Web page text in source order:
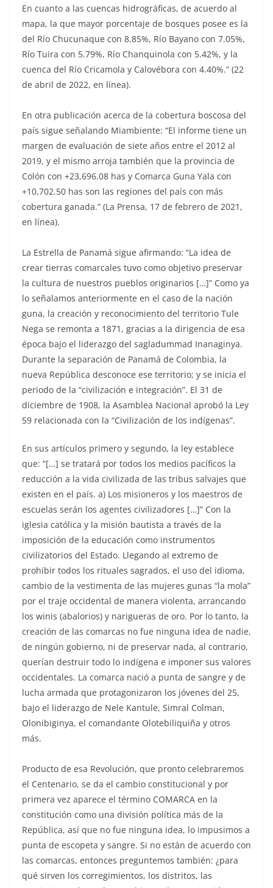
En cuanto a las cuencas hidrográficas, de acuerdo al
mapa, la que mayor porcentaje de bosques posee es la
del Río Chucunaque con 8.85%, Río Bayano con 7.05%,
Río Tuira con 5.79%, Río Chanquinola con 5.42%, y la
cuenca del Río Cricamola y Calovébora con 4.40%.” (22
de abril de 2022, en línea).
En otra publicación acerca de la cobertura boscosa del
país sigue señalando Miambiente: “El informe tiene un
margen de evaluación de siete años entre el 2012 al
2019, y el mismo arroja también que la provincia de
Colón con +23,696.08 has y Comarca Guna Yala con
+10,702.50 has son las regiones del país con más
cobertura ganada.” (La Prensa, 17 de febrero de 2021,
en línea).
La Estrella de Panamá sigue afirmando: “La idea de
crear tierras comarcales tuvo como objetivo preservar
la cultura de nuestros pueblos originarios […]” Como ya
lo señalamos anteriormente en el caso de la nación
guna, la creación y reconocimiento del territorio Tule
Nega se remonta a 1871, gracias a la dirigencia de esa
época bajo el liderazgo del sagladummad Inanaginya.
Durante la separación de Panamá de Colombia, la
nueva República desconoce ese territorio; y se inicia el
periodo de la “civilización e integración”. El 31 de
diciembre de 1908, la Asamblea Nacional aprobó la Ley
59 relacionada con la “Civilización de los indígenas”.
En sus artículos primero y segundo, la ley establece
que: “[…] se tratará por todos los medios pacíficos la
reducción a la vida civilizada de las tribus salvajes que
existen en el país. a) Los misioneros y los maestros de
escuelas serán los agentes civilizadores […]” Con la
iglesia católica y la misión bautista a través de la
imposición de la educación como instrumentos
civilizatorios del Estado. Llegando al extremo de
prohibir todos los rituales sagrados, el uso del idioma,
cambio de la vestimenta de las mujeres gunas “la mola”
por el traje occidental de manera violenta, arrancando
los winis (abalorios) y narigueras de oro. Por lo tanto, la
creación de las comarcas no fue ninguna idea de nadie,
de ningún gobierno, ni de preservar nada, al contrario,
querían destruir todo lo indígena e imponer sus valores
occidentales. La comarca nació a punta de sangre y de
lucha armada que protagonizaron los jóvenes del 25,
bajo el liderazgo de Nele Kantule, Simral Colman,
Olonibiginya, el comandante Olotebiliquiña y otros
más.
Producto de esa Revolución, que pronto celebraremos
el Centenario, se da el cambio constitucional y por
primera vez aparece el término COMARCA en la
constitución como una división política más de la
República, así que no fue ninguna idea, lo impusimos a
punta de escopeta y sangre. Si no están de acuerdo con
las comarcas, entonces preguntemos también: ¿para
qué sirven los corregimientos, los distritos, las